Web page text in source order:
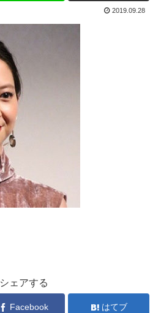
2019.09.28
シェアする
Facebook はてブ